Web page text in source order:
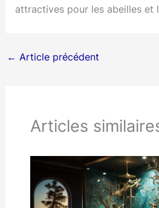
attractives pour les abeilles et
← Article précédent
Articles